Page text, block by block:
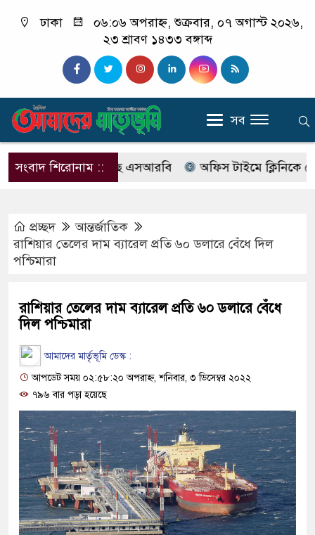
ঢাকা
০৬:০৬ অপরাহ্ন, শুক্রবার, ০৭ অগাস্ট ২০২৬,
২৩ শ্রাবণ ১৪৩৩ বঙ্গাব্দ
সব
সংবাদ শিরোনাম ::
নাম বদলে আসছে এসআরবি অফিস টাইমে ক্লিনিকে রোগী
প্রচ্ছদ
আন্তর্জাতিক
রাশিয়ার তেলের দাম ব্যারেল প্রতি ৬০ ডলারে বেঁধে দিল
পশ্চিমারা
রাশিয়ার তেলের দাম ব্যারেল প্রতি ৬০ ডলারে বেঁধে
দিল পশ্চিমারা
আমাদের মার্তৃভূমি ডেস্ক :
আপডেট সময় ০২:৫৮:২০ অপরাহ্ন, শনিবার, ৩ ডিসেম্বর ২০২২
৭৯৬ বার পড়া হয়েছে